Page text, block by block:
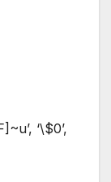
‘\$0’,